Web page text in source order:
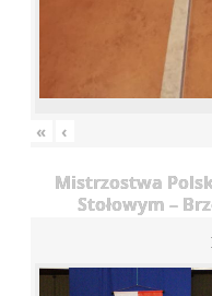
« ‹
Mistrzostwa
Stołowym –